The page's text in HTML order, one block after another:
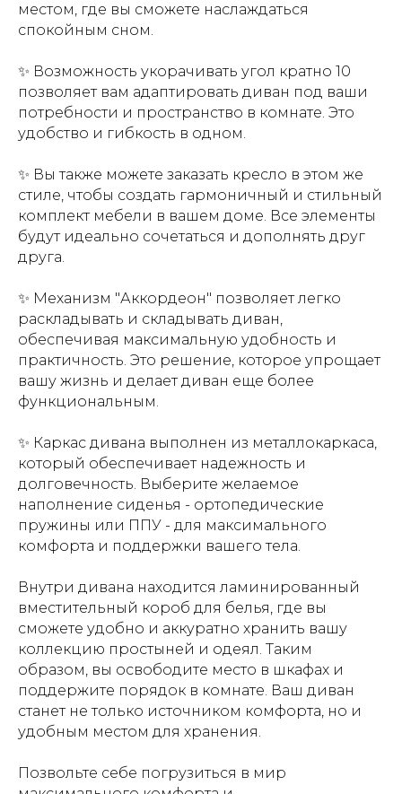
местом, где вы сможете наслаждаться
спокойным сном.
✨ Возможность укорачивать угол кратно 10
позволяет вам адаптировать диван под ваши
потребности и пространство в комнате. Это
удобство и гибкость в одном.
✨ Вы также можете заказать кресло в этом же
стиле, чтобы создать гармоничный и стильный
комплект мебели в вашем доме. Все элементы
будут идеально сочетаться и дополнять друг
друга.
✨ Механизм "Аккордеон" позволяет легко
раскладывать и складывать диван,
обеспечивая максимальную удобность и
практичность. Это решение, которое упрощает
вашу жизнь и делает диван еще более
функциональным.
✨ Каркас дивана выполнен из металлокаркаса,
который обеспечивает надежность и
долговечность. Выберите желаемое
наполнение сиденья - ортопедические
пружины или ППУ - для максимального
комфорта и поддержки вашего тела.
Внутри дивана находится ламинированный
вместительный короб для белья, где вы
сможете удобно и аккуратно хранить вашу
коллекцию простыней и одеял. Таким
образом, вы освободите место в шкафах и
поддержите порядок в комнате. Ваш диван
станет не только источником комфорта, но и
удобным местом для хранения.
Позвольте себе погрузиться в мир